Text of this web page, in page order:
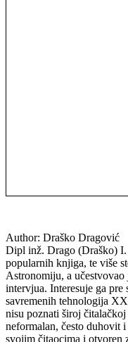
Author: Draško Dragović
Dipl inž. Drago (Draško) I.
popularnih knjiga, te više
Astronomiju, a
intervjua. Interesuje ga
savremenih tehnologija
nisu poznati široj
neformalan, često duhovit
svojim čitaocima i otvoren